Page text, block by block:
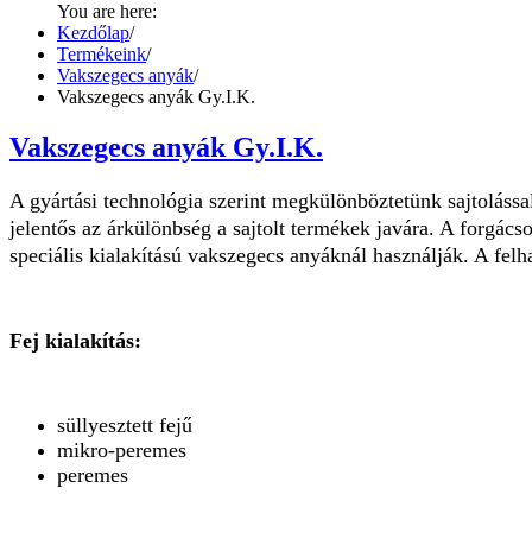
You are here:
Kezdőlap/
Termékeink/
Vakszegecs anyák/
Vakszegecs anyák Gy.I.K.
Vakszegecs anyák Gy.I.K.
A gyártási technológia szerint megkülönböztetünk
jelentős az árkülönbség a sajtolt termékek javára. A
speciális kialakítású vakszegecs anyáknál használják. A
Fej kialakítás:
süllyesztett fejű
mikro-peremes
peremes